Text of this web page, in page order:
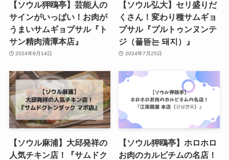
【ソウル狎鴎亭】芸能人の
サインがいっぱい！お肉が
うまいサムギョプサル『ト
サン精肉清潭本店』
2024年9月14日
【ソウル弘大】セリ盛りだ
くさん！変わり種サムギョ
プサル『プルトゥンヌンテ
ジ（풀뜯는 돼지）』
2024年7月25日
【ソウル麻浦】大邱発祥の
人気チキン店！『サムドク
【ソウル狎鴎亭】ホロホロ
お肉のカルビチムの名店！